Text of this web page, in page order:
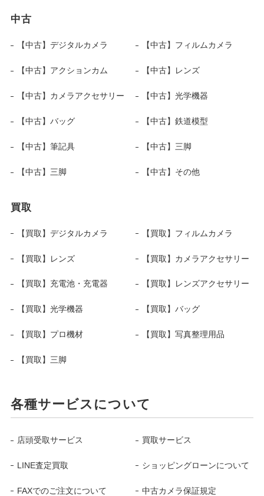
中古
【中古】デジタルカメラ 【中古】フィルムカメラ
【中古】アクションカム 【中古】レンズ
【中古】カメラアクセサリー 【中古】光学機器
【中古】バッグ 【中古】鉄道模型
【中古】筆記具 【中古】三脚
【中古】三脚 【中古】その他
買取
【買取】デジタルカメラ 【買取】フィルムカメラ
【買取】レンズ 【買取】カメラアクセサリー
【買取】充電池・充電器 【買取】レンズアクセサリー
【買取】光学機器 【買取】バッグ
【買取】プロ機材 【買取】写真整理用品
【買取】三脚
各種サービスについて
店頭受取サービス 買取サービス
LINE査定買取 ショッピングローンについて
FAXでのご注文について 中古カメラ保証規定